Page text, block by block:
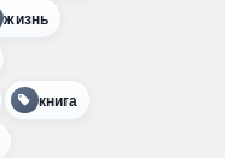
жизнь
книга